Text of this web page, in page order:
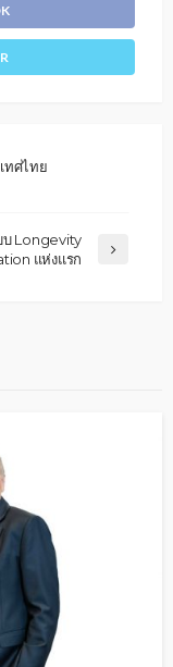
ทศไทย
บ Longevity
แห่งแรก